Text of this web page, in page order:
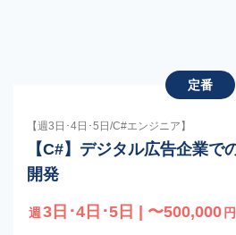
定番
【週3日･4日･5日/C#エンジニア】
【C#】デジタル広告企業で
開発
週 3日･4日･5日 | 〜500,000 円